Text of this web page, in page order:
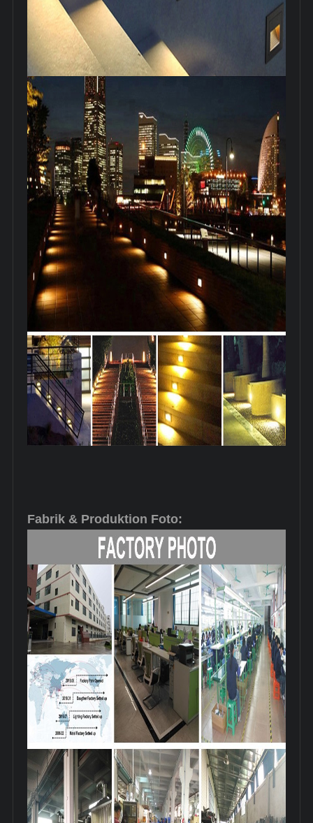
Fabrik & Produktion Foto: